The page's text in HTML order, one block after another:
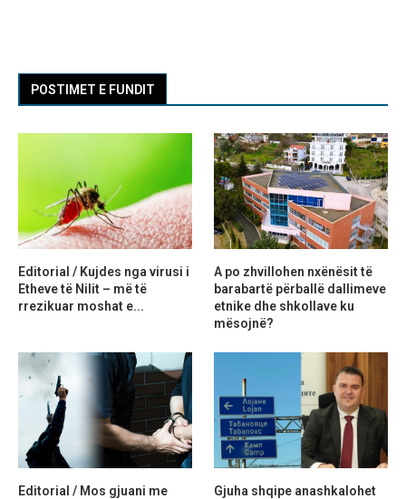
POSTIMET E FUNDIT
Editorial / Kujdes nga virusi i
Etheve të Nilit – më të
rrezikuar moshat e...
A po zhvillohen nxënësit të
barabartë përballë dallimeve
etnike dhe shkollave ku
mësojnë?
Editorial / Mos gjuani me
Gjuha shqipe anashkalohet